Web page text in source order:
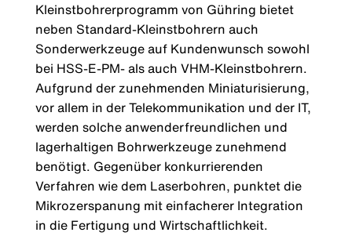
Kleinstbohrerprogramm von Gühring bietet
neben Standard-Kleinstbohrern auch
Sonderwerkzeuge auf Kundenwunsch sowohl
bei HSS-E-PM- als auch VHM-Kleinstbohrern.
Aufgrund der zunehmenden Miniaturisierung,
vor allem in der Telekommunikation und der IT,
werden solche anwenderfreundlichen und
lagerhaltigen Bohrwerkzeuge zunehmend
benötigt. Gegenüber konkurrierenden
Verfahren wie dem Laserbohren, punktet die
Mikrozerspanung mit einfacherer Integration
in die Fertigung und Wirtschaftlichkeit.